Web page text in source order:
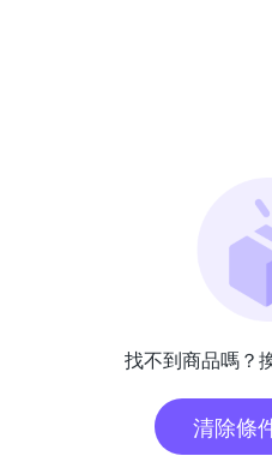
找不到商品嗎？
清除條